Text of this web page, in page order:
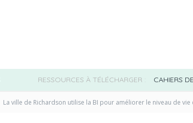
CAHIERS
RESSOURCES À TÉLÉCHARGER :
La ville de Richardson utilise la BI pour améliorer le niveau de